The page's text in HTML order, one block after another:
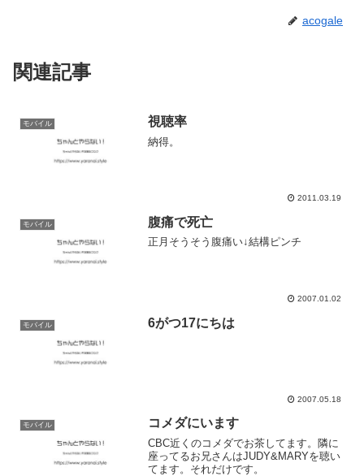
acogale
関連記事
モバイル 視聴率
納得。
2011.03.19
モバイル 腹痛で死亡
正月そうそう腹痛い↓結構ピンチ
2007.01.02
モバイル 6がつ17にちは
2007.05.18
モバイル コメダにいます
CBC近くのコメダでお茶してます。隣に
座ってるお兄さんはJUDY&MARYを聴い
てます。それだけです。